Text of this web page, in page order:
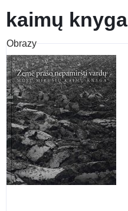
kaimų knyga
Obrazy